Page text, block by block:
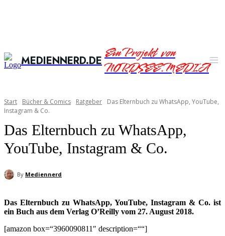
MEDIENNERD.DEEin Projekt von
NORDSEE.MEDIA
Start Bücher & Comics Ratgeber
Das Elternbuch zu WhatsApp, YouTube,
Instagram & Co.
Das Elternbuch zu WhatsApp,
YouTube, Instagram & Co.
By Mediennerd
Das Elternbuch zu WhatsApp, YouTube, Instagram & Co. ist
ein Buch aus dem Verlag O’Reilly vom 27. August 2018.
[amazon box=“3960090811″ description=““]